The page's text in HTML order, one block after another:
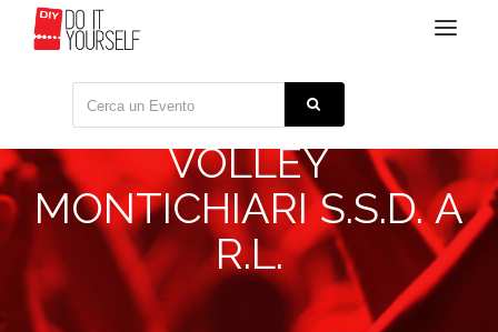
Toggle
VOLLEY
MONTICHIARI S.S.D. A
R.L.